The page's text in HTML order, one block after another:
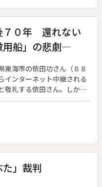
。
でスポーツ＆グルメ巡りを
でも知らないことにたくさ
でなく、これからの活躍
彼らの能力の凄さを見せ
７０年 還れない
船」の悲劇―
東海市の依田功さん（８８
インターネット中継される
敬礼する依田さん。しか
はない。民間船が戦地に駆
。武器も持たず訓練も受
なった時代を、神戸市の
ことができる。沈んだ徴
代であった、そう言うしか
港からも多くの民間船が
願際をやって家族が見送
」裁判